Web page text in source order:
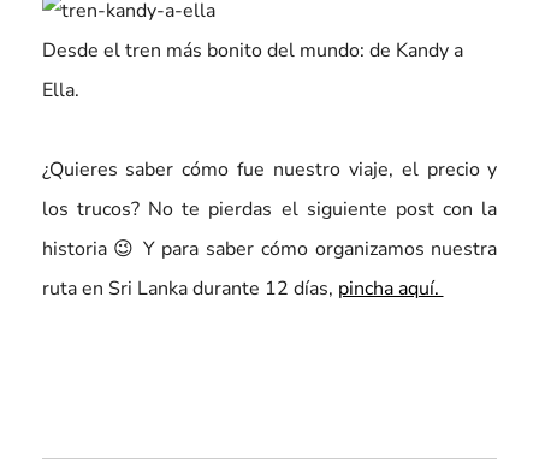
Desde el tren más bonito del mundo: de Kandy a
Ella.
¿Quieres saber cómo fue nuestro viaje, el precio y
los trucos? No te pierdas el siguiente post con la
historia 😉 Y para saber cómo organizamos nuestra
ruta en Sri Lanka durante 12 días, pincha aquí.